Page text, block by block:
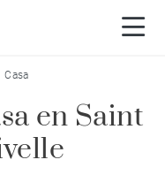
Casa
en Saint